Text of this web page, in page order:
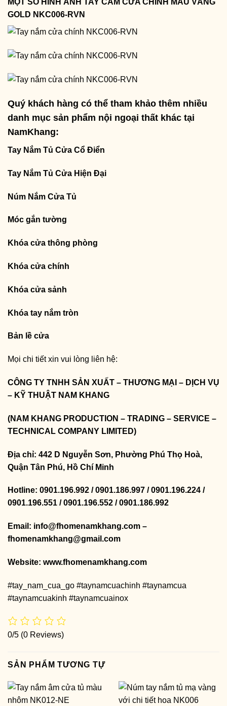
GOLD NKC006-RVN
Quý khách hàng có thể tham khảo thêm nhiều
danh mục sản phẩm nội ngoại thất khác tại
NamKhang:
Tay Nắm Tủ Cửa Cổ Điển
Tay Nắm Tủ Cửa Hiện Đại
Núm Nắm Cửa Tủ
Móc gắn tường
Khóa cửa thông phòng
Khóa cửa chính
Khóa cửa sảnh
Khóa tay nắm tròn
Bản lề cửa
Mọi chi tiết xin vui lòng liên hệ:
CÔNG TY TNHH SẢN XUẤT – THƯƠNG MẠI – DỊCH VỤ
– KỸ THUẬT NAM KHANG
(NAM KHANG PRODUCTION – TRADING – SERVICE –
TECHNICAL COMPANY LIMITED)
Địa chỉ: 442 D Nguyễn Sơn, Phường Phú Thọ Hoà,
Quận Tân Phú, Hồ Chí Minh
Hotline: 0901.196.992 / 0901.186.997 / 0901.196.224 /
0901.196.551 / 0901.196.552 / 0901.186.992
Email: info@fhomenamkhang.com –
fhomenamkhang@gmail.com
Website: www.fhomenamkhang.com
#tay_nam_cua_go #taynamcuachinh #taynamcua
#taynamcuakinh #taynamcuainox
0/5 (0 Reviews)
SẢN PHẨM TƯƠNG TỰ